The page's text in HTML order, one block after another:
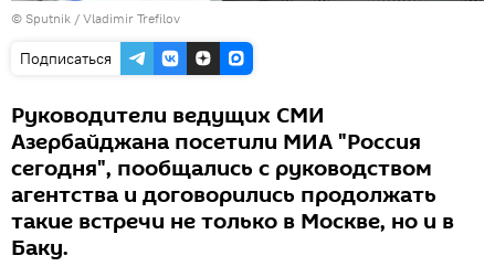
© Sputnik / Vladimir Trefilov
Подписаться
Руководители ведущих СМИ
Азербайджана посетили МИА "Россия
сегодня", пообщались с руководством
агентства и договорились продолжать
такие встречи не только в Москве, но и в
Баку.